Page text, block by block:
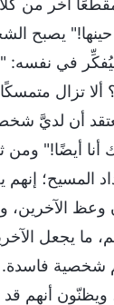
حينها!" يصبح
في نفسه:
تزال متمسكًا
أن لديَّ
أيضًا!"
المسيح؛ إنهم
الآخرين،
ما يجعل
شخصية فاسدة.
أنهم قد